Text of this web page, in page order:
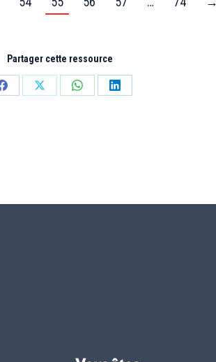
Partager cette ressource
PartagerPartagerPartagerPartager